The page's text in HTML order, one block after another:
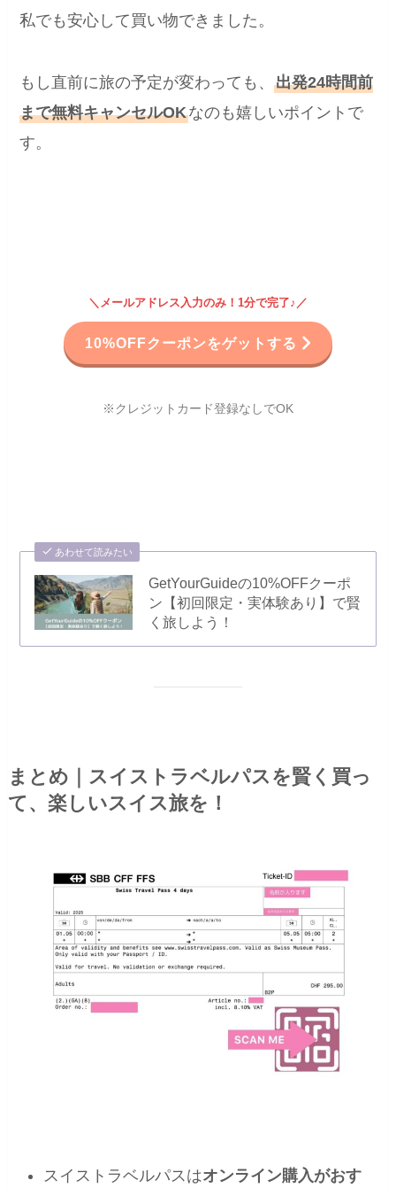
私でも安心して買い物できました。
もし直前に旅の予定が変わっても、出発24時間前
まで無料キャンセルOKなのも嬉しいポイントで
す。
＼メールアドレス入力のみ！1分で完了♪／
10%OFFクーポンをゲットする
※クレジットカード登録なしでOK
あわせて読みたい
GetYourGuideの10%OFFクーポ
ン【初回限定・実体験あり】で賢
く旅しよう！
まとめ｜スイストラベルパスを賢く買っ
て、楽しいスイス旅を！
スイストラベルパスはオンライン購入がおす